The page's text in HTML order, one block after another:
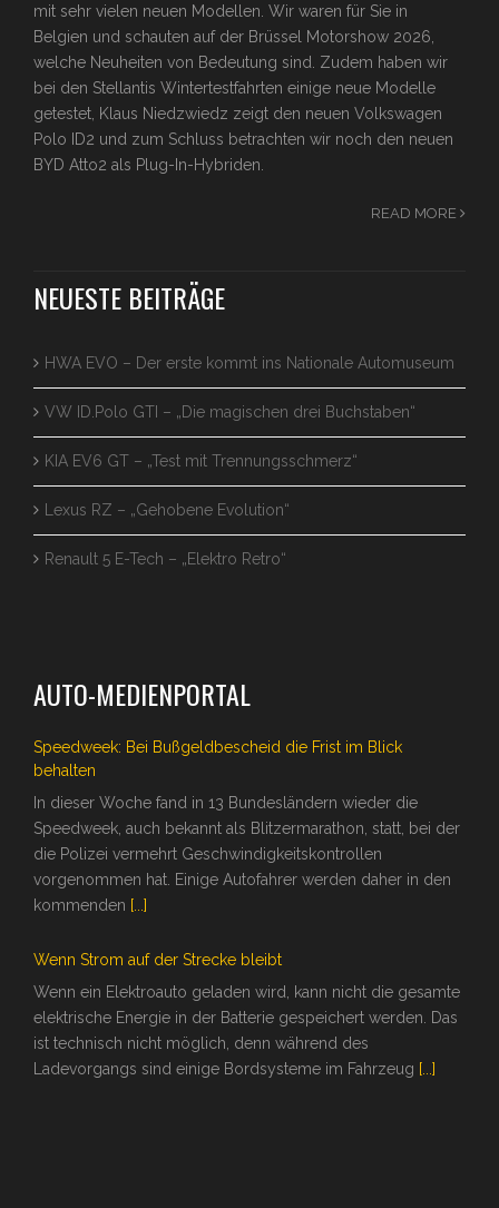
mit sehr vielen neuen Modellen. Wir waren für Sie in
Belgien und schauten auf der Brüssel Motorshow 2026,
welche Neuheiten von Bedeutung sind. Zudem haben wir
bei den Stellantis Wintertestfahrten einige neue Modelle
getestet, Klaus Niedzwiedz zeigt den neuen Volkswagen
Polo ID2 und zum Schluss betrachten wir noch den neuen
BYD Atto2 als Plug-In-Hybriden.
READ MORE
NEUESTE BEITRÄGE
HWA EVO – Der erste kommt ins Nationale Automuseum
VW ID.Polo GTI – „Die magischen drei Buchstaben“
KIA EV6 GT – „Test mit Trennungsschmerz“
Lexus RZ – „Gehobene Evolution“
Renault 5 E-Tech – „Elektro Retro“
AUTO-MEDIENPORTAL
Speedweek: Bei Bußgeldbescheid die Frist im Blick
behalten
In dieser Woche fand in 13 Bundesländern wieder die
Speedweek, auch bekannt als Blitzermarathon, statt, bei der
die Polizei vermehrt Geschwindigkeitskontrollen
vorgenommen hat. Einige Autofahrer werden daher in den
kommenden [...]
Wenn Strom auf der Strecke bleibt
Wenn ein Elektroauto geladen wird, kann nicht die gesamte
elektrische Energie in der Batterie gespeichert werden. Das
ist technisch nicht möglich, denn während des
Ladevorgangs sind einige Bordsysteme im Fahrzeug [...]